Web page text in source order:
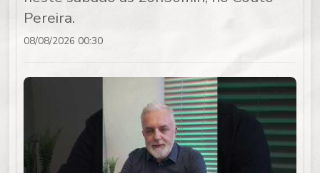
Pereira.
08/08/2026 00:30